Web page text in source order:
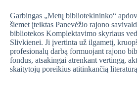
Garbingas „Metų bibliotekininko“
šiemet įteiktas Panevėžio rajono
bibliotekos Komplektavimo skyriaus
Slivkienei. Ji įvertinta už ilgametį,
profesionalų darbą formuojant rajono
fondus, atsakingai atrenkant vertingą,
skaitytojų poreikius atitinkančią